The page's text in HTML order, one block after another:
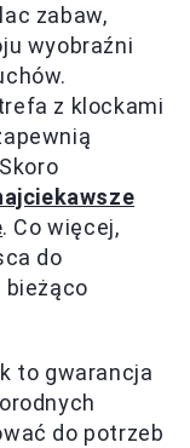
zabaw,
wyobraźni
z klockami
. Co więcej,
do
bieżąco
to gwarancja
do potrzeb